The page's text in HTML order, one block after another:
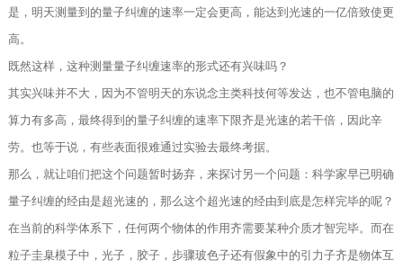
是，明天测量到的量子纠缠的速率一定会更高，能达到光速的一亿倍致使更
高。
既然这样，这种测量量子纠缠速率的形式还有兴味吗？
其实兴味并不大，因为不管明天的东说念主类科技何等发达，也不管电脑的
算力有多高，最终得到的量子纠缠的速率下限齐是光速的若干倍，因此辛
劳。也等于说，有些表面很难通过实验去最终考据。
那么，就让咱们把这个问题暂时扬弃，来探讨另一个问题：科学家早已明确
量子纠缠的经由是超光速的，那么这个超光速的经由到底是怎样完毕的呢？
在当前的科学体系下，任何两个物体的作用齐需要某种介质才智完毕。而在
粒子圭臬模子中，光子，胶子，步骤玻色子还有假象中的引力子齐是物体互